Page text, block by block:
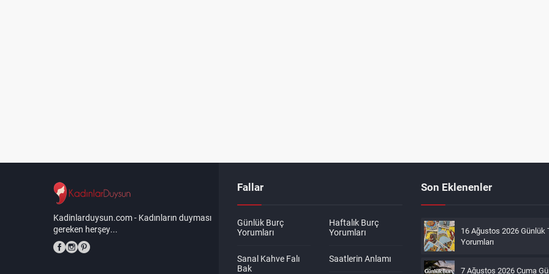
Kadinlarduysun.com - Kadınların duyması
gereken herşey...
Fallar
Günlük Burç
Yorumları
Haftalık Burç
Yorumları
Sanal Kahve Falı
Bak
Saatlerin Anlamı
Son Eklenenler
16 Ağustos 2026 Günlük
Yorumları
7 Ağustos 2026 Cuma